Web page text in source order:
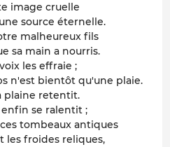
image cruelle
source éternelle.
malheureux fils
sa main a nourris.
les effraie ;
n'est bientôt qu'une plaie.
plaine retentit.
se ralentit ;
tombeaux antiques
les froides reliques,